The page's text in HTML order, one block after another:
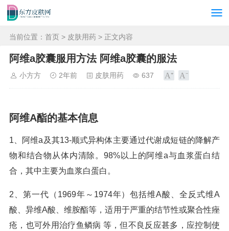
当前位置： 首页 > 皮肤用药 > 正文内容
阿维a胶囊服用方法 阿维a胶囊的服法
小方方 2年前 皮肤用药 637
阿维A酯的基本信息
1、阿维a及其13-顺式异构体主要通过代谢成短链的降解产
物和结合物从体内清除。98%以上的阿维a与血浆蛋白结
合，其中主要为血浆白蛋白。
2、第一代（1969年～1974年）包括维A酸、全反式维A
酸、异维A酸、维胺酯等，适用于严重的结节性或聚合性痤
疮，也可外用治疗鱼鳞病 等，但不良反应甚多，应控制使